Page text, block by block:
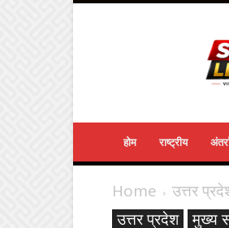
होम राष्ट्रीय
Home उत्तर
उत्तर प्रदेश मुख्य